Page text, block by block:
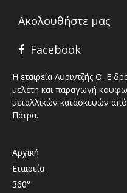
Ακολουθήστε μας
Facebook
Η εταιρεία Λυριντζής Ο. Ε
μελέτη και παραγωγή
μεταλλικών κατασκευών
Πάτρα.
Αρχική
Εταιρεία
360°